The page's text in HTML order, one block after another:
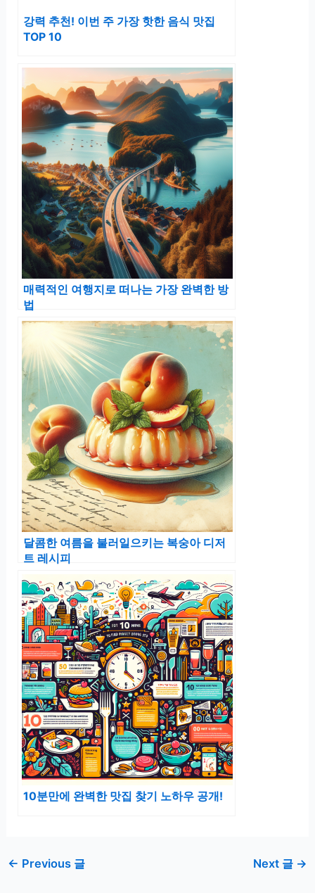
강력 추천! 이번 주 가장 핫한 음식 맛집
TOP 10
매력적인 여행지로 떠나는 가장 완벽한 방
법
달콤한 여름을 불러일으키는 복숭아 디저
트 레시피
10분만에 완벽한 맛집 찾기 노하우 공개!
← Previous 글 Next 글 →